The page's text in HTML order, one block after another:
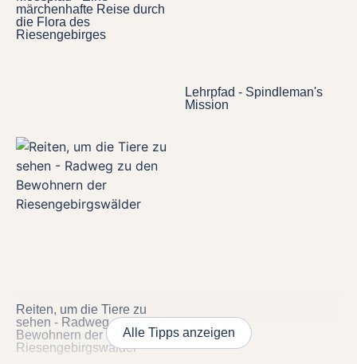
märchenhafte Reise durch
die Flora des
Riesengebirges
Lehrpfad - Spindleman's
Mission
Reiten, um die Tiere zu
sehen - Radweg zu den
Bewohnern der
Riesengebirgswälder
Alle Tipps anzeigen